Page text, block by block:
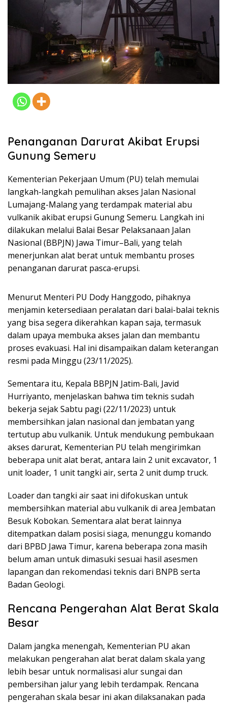
Penanganan Darurat Akibat Erupsi
Gunung Semeru
Kementerian Pekerjaan Umum (PU) telah memulai
langkah-langkah pemulihan akses Jalan Nasional
Lumajang-Malang yang terdampak material abu
vulkanik akibat erupsi Gunung Semeru. Langkah ini
dilakukan melalui Balai Besar Pelaksanaan Jalan
Nasional (BBPJN) Jawa Timur–Bali, yang telah
menerjunkan alat berat untuk membantu proses
penanganan darurat pasca-erupsi.
Menurut Menteri PU Dody Hanggodo, pihaknya
menjamin ketersediaan peralatan dari balai-balai teknis
yang bisa segera dikerahkan kapan saja, termasuk
dalam upaya membuka akses jalan dan membantu
proses evakuasi. Hal ini disampaikan dalam keterangan
resmi pada Minggu (23/11/2025).
Sementara itu, Kepala BBPJN Jatim-Bali, Javid
Hurriyanto, menjelaskan bahwa tim teknis sudah
bekerja sejak Sabtu pagi (22/11/2023) untuk
membersihkan jalan nasional dan jembatan yang
tertutup abu vulkanik. Untuk mendukung pembukaan
akses darurat, Kementerian PU telah mengirimkan
beberapa unit alat berat, antara lain 2 unit excavator, 1
unit loader, 1 unit tangki air, serta 2 unit dump truck.
Loader dan tangki air saat ini difokuskan untuk
membersihkan material abu vulkanik di area Jembatan
Besuk Kobokan. Sementara alat berat lainnya
ditempatkan dalam posisi siaga, menunggu komando
dari BPBD Jawa Timur, karena beberapa zona masih
belum aman untuk dimasuki sesuai hasil asesmen
lapangan dan rekomendasi teknis dari BNPB serta
Badan Geologi.
Rencana Pengerahan Alat Berat Skala
Besar
Dalam jangka menengah, Kementerian PU akan
melakukan pengerahan alat berat dalam skala yang
lebih besar untuk normalisasi alur sungai dan
pembersihan jalur yang lebih terdampak. Rencana
pengerahan skala besar ini akan dilaksanakan pada